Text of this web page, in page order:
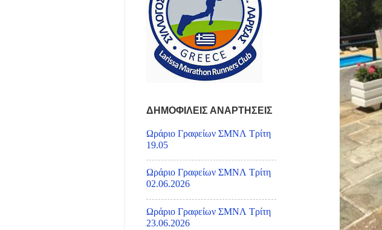
ΔΗΜΟΦΙΛΕΙΣ ΑΝΑΡΤΗΣΕΙΣ
Ωράριο Γραφείων ΣΜΝΛ Τρίτη
19.05
Ωράριο Γραφείων ΣΜΝΛ Τρίτη
02.06.2026
Ωράριο Γραφείων ΣΜΝΛ Τρίτη
23.06.2026